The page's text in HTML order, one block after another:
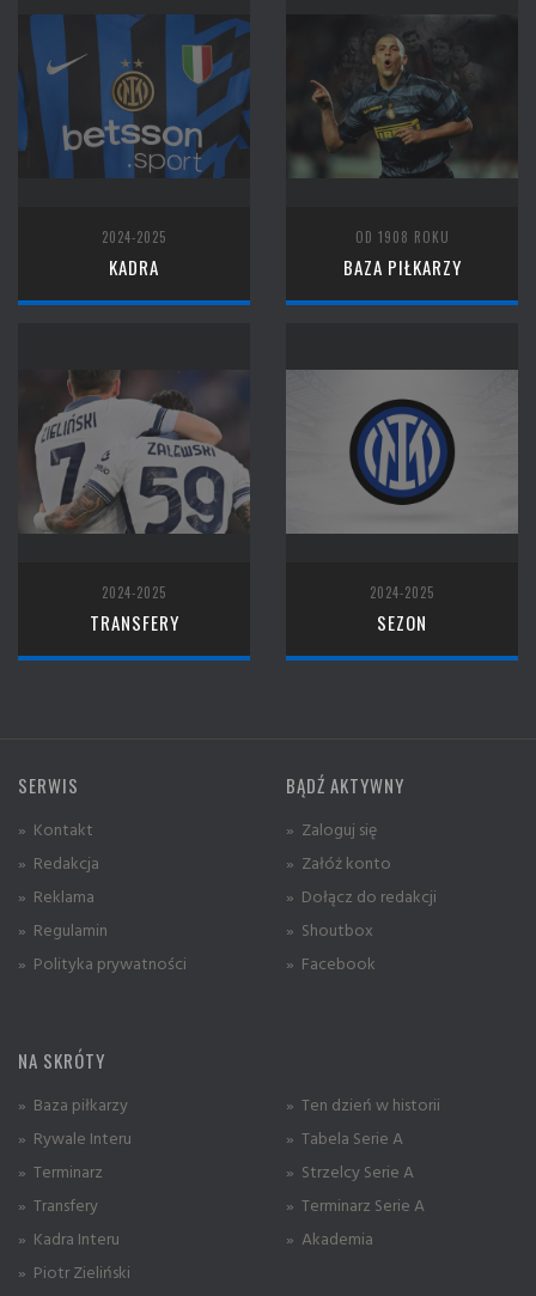
2024-2025
KADRA
OD 1908 ROKU
BAZA PIŁKARZY
2024-2025
TRANSFERY
2024-2025
SEZON
SERWIS
» Kontakt
» Redakcja
» Reklama
» Regulamin
» Polityka prywatności
BĄDŹ AKTYWNY
» Zaloguj się
» Załóż konto
» Dołącz do redakcji
» Shoutbox
» Facebook
NA SKRÓTY
» Baza piłkarzy
» Rywale Interu
» Terminarz
» Transfery
» Kadra Interu
» Piotr Zieliński
» Ten dzień w historii
» Tabela Serie A
» Strzelcy Serie A
» Terminarz Serie A
» Akademia